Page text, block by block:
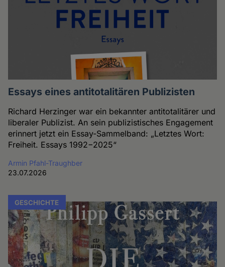
Essays eines antitotalitären Publizisten
Richard Herzinger war ein bekannter antitotalitärer und
liberaler Publizist. An sein publizistisches Engagement
erinnert jetzt ein Essay-Sammelband: „Letztes Wort:
Freiheit. Essays 1992−2025“
Armin Pfahl-Traughber
23.07.2026
GESCHICHTE